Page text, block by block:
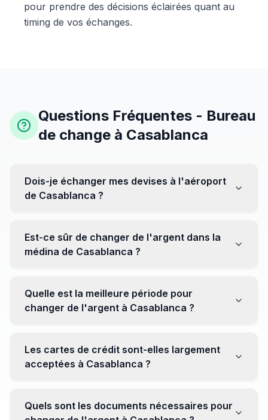
pour prendre des décisions éclairées quant au
timing de vos échanges.
Questions Fréquentes - Bureau
de change à Casablanca
Dois-je échanger mes devises à l'aéroport
de Casablanca ?
être moins avantageux. Orientez-vous plutôt vers les
bureaux de change en ville pour obtenir de meilleurs
Est-ce sûr de changer de l'argent dans la
médina de Casablanca ?
établissements réputés pour éviter les surprises.
Quelle est la meilleure période pour
changer de l'argent à Casablanca ?
soyez attentif aux fluctuations pour maximiser la valeur
de vos devises.
Les cartes de crédit sont-elles largement
acceptées à Casablanca ?
Cependant, avoir un peu de monnaie locale peut être
Quels sont les documents nécessaires pour